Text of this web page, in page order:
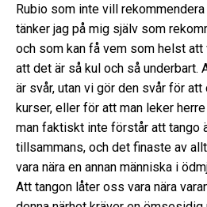
Rubio som inte vill
tänker jag på mig själv som
och som kan få vem som helst att
att det är så kul och så underbart.
är svår, utan vi gör den svår för
kurser, eller för att man leker
man faktiskt inte förstår att tango
tillsammans, och det finaste av
vara nära en annan människa i
Att tangon låter oss vara nära